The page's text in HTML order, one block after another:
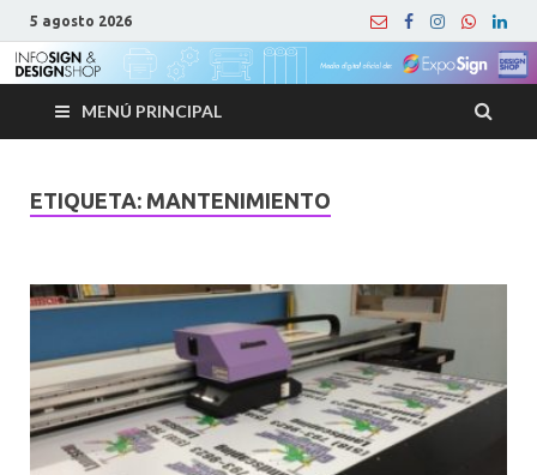
5 agosto 2026
MENÚ PRINCIPAL
ETIQUETA: MANTENIMIENTO